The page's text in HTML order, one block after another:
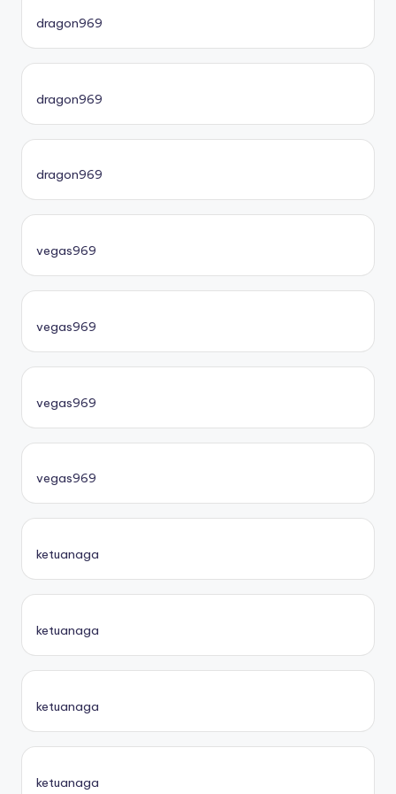
dragon969
dragon969
dragon969
vegas969
vegas969
vegas969
vegas969
ketuanaga
ketuanaga
ketuanaga
ketuanaga